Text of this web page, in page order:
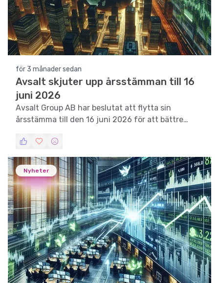
för 3 månader sedan
Avsalt skjuter upp årsstämman till 16
juni 2026
Avsalt Group AB har beslutat att flytta sin
årsstämma till den 16 juni 2026 för att bättre
Nyheter